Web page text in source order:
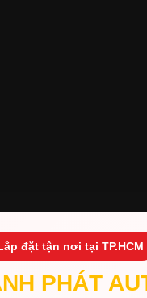
đặt tận nơi tại TP.HCM
PHÁT